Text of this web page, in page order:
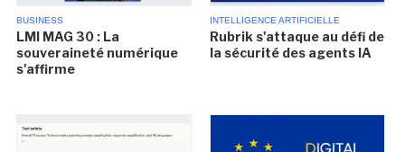
BUSINESS
LMI MAG 30 : La
souveraineté numérique
s'affirme
INTELLIGENCE ARTIFICIELLE
Rubrik s'attaque au défi de
la sécurité des agents IA